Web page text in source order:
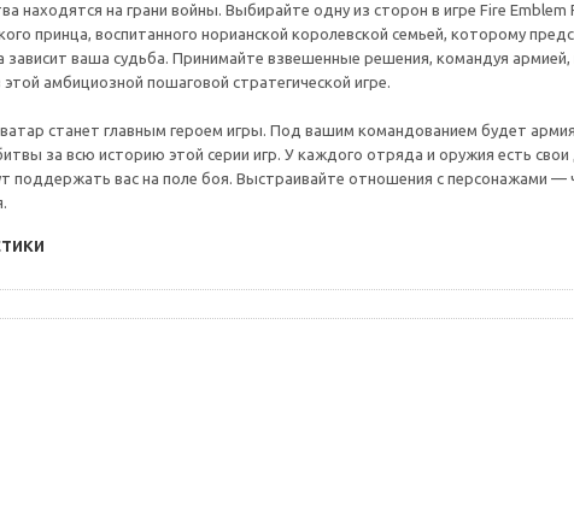
находятся на грани войны. Выбирайте одну из сторон в игре Fire
принца, воспитанного норианской королевской семьей, которому
ваша судьба. Принимайте взвешенные решения, командуя
амбициозной пошаговой стратегической игре.
станет главным героем игры. Под вашим командованием будет
за всю историю этой серии игр. У каждого отряда и оружия есть
поддержать вас на поле боя. Выстраивайте отношения с персонажами